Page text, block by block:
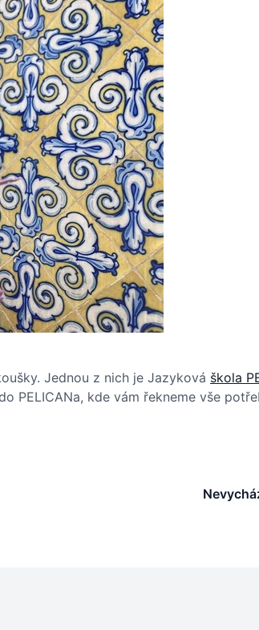
Jednou z nich je Jazyková škola
PELICANa, kde vám řekneme vše